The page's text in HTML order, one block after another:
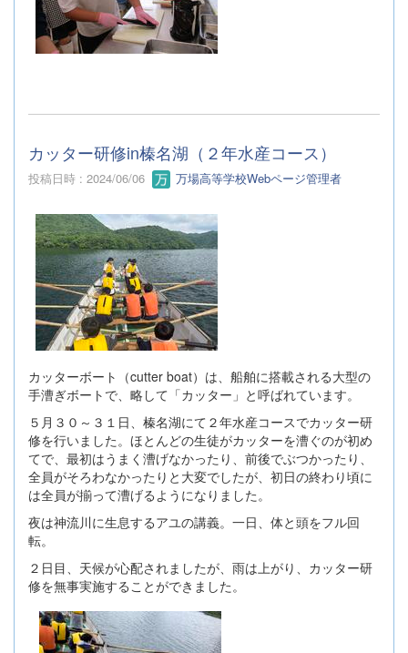
カッター研修in榛名湖（２年水産コース）
投稿日時 : 2024/06/06 万場高等学校Webページ管理者
カッターボート（cutter boat）は、船舶に搭載される大型の
手漕ぎボートで、略して「カッター」と呼ばれています。
５月３０～３１日、榛名湖にて２年水産コースでカッター研
修を行いました。ほとんどの生徒がカッターを漕ぐのが初め
てで、最初はうまく漕げなかったり、前後でぶつかったり、
全員がそろわなかったりと大変でしたが、初日の終わり頃に
は全員が揃って漕げるようになりました。
夜は神流川に生息するアユの講義。一日、体と頭をフル回
転。
２日目、天候が心配されましたが、雨は上がり、カッター研
修を無事実施することができました。